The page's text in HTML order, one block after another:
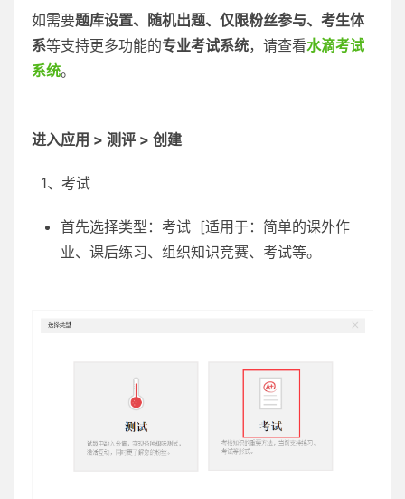
如需要题库设置、随机出题、仅限粉丝参与、考生体
系等支持更多功能的专业考试系统，请查看水滴考试
系统。
进入应用 > 测评 > 创建
1、考试
首先选择类型：考试 [适用于：简单的课外作
业、课后练习、组织知识竞赛、考试等。